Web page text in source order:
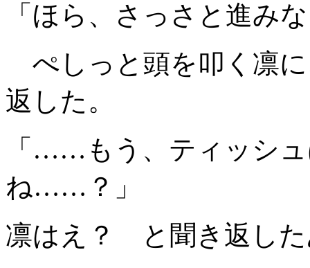
「ほら、さっさと進み
ぺしっと頭を叩く凛
返した。
「……もう、ティッシ
ね……？」
凛はえ？ と聞き返し